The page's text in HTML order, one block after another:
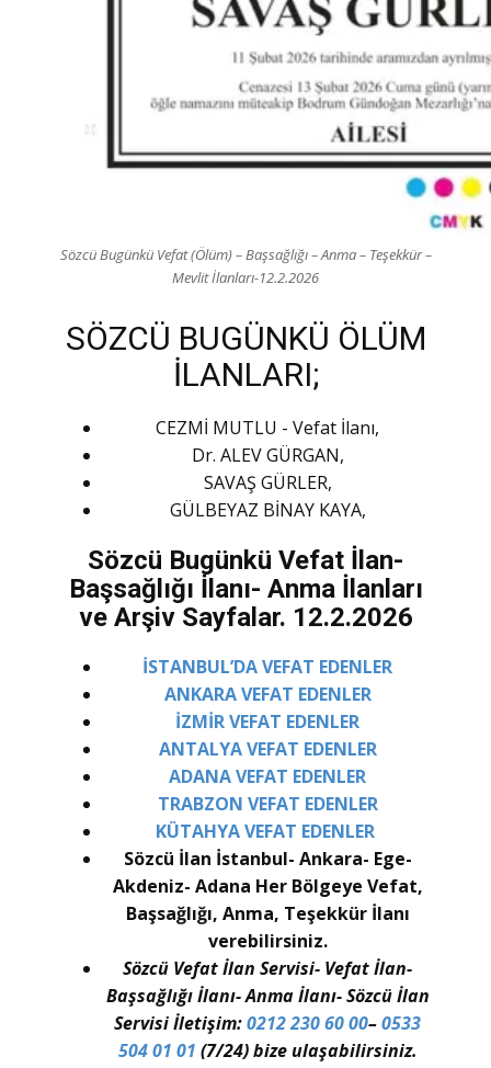
Sözcü Bugünkü Vefat (Ölüm) – Başsağlığı – Anma – Teşekkür –
Mevlit İlanları-12.2.2026
SÖZCÜ BUGÜNKÜ ÖLÜM
İLANLARI;
CEZMİ MUTLU - Vefat İlanı,
Dr. ALEV GÜRGAN,
SAVAŞ GÜRLER,
GÜLBEYAZ BİNAY KAYA,
Sözcü Bugünkü Vefat İlan-
Başsağlığı İlanı- Anma İlanları
ve Arşiv Sayfalar. 12.2.2026
İSTANBUL’DA VEFAT EDENLER
ANKARA VEFAT EDENLER
İZMİR VEFAT EDENLER
ANTALYA VEFAT EDENLER
ADANA VEFAT EDENLER
TRABZON VEFAT EDENLER
KÜTAHYA VEFAT EDENLER
Sözcü İlan İstanbul- Ankara- Ege-
Akdeniz- Adana Her Bölgeye Vefat,
Başsağlığı, Anma, Teşekkür İlanı
verebilirsiniz.
Sözcü Vefat İlan Servisi- Vefat İlan-
Başsağlığı İlanı- Anma İlanı- Sözcü İlan
Servisi İletişim:0212 230 60 00–0533
504 01 01 (7/24) bize ulaşabilirsiniz.